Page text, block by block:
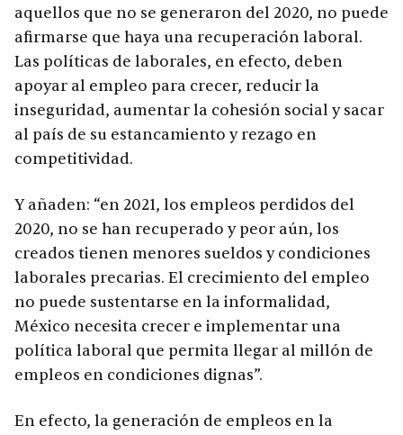
aquellos que no se generaron del 2020, no puede
afirmarse que haya una recuperación laboral.
Las políticas de laborales, en efecto, deben
apoyar al empleo para crecer, reducir la
inseguridad, aumentar la cohesión social y sacar
al país de su estancamiento y rezago en
competitividad.
Y añaden: “en 2021, los empleos perdidos del
2020, no se han recuperado y peor aún, los
creados tienen menores sueldos y condiciones
laborales precarias. El crecimiento del empleo
no puede sustentarse en la informalidad,
México necesita crecer e implementar una
política laboral que permita llegar al millón de
empleos en condiciones dignas”.
En efecto, la generación de empleos en la